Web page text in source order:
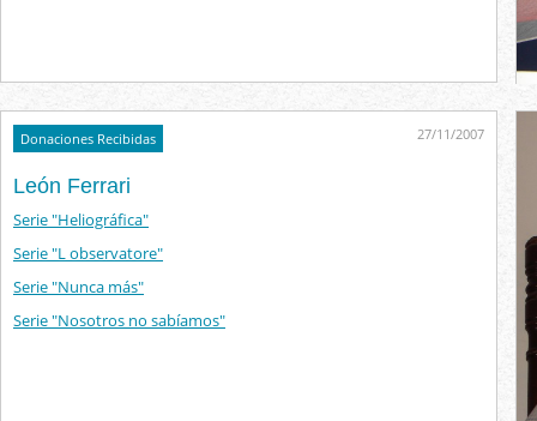
Donaciones Recibidas 27/11/2007
León Ferrari
Serie "Heliográfica"
Serie "L observatore"
Serie "Nunca más"
Serie "Nosotros no sabíamos"